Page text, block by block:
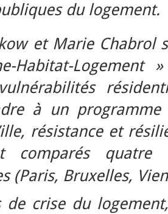
du logement.
et Marie Chabrol
Habitat-
à un
résistance et
quatre
(Paris, Bruxelles,
de crise du